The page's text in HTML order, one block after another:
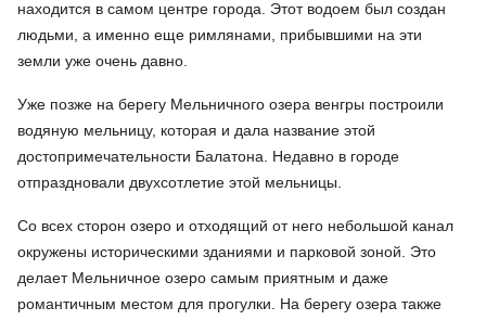
находится в самом центре города. Этот водоем был создан
людьми, а именно еще римлянами, прибывшими на эти
земли уже очень давно.
Уже позже на берегу Мельничного озера венгры построили
водяную мельницу, которая и дала название этой
достопримечательности Балатона. Недавно в городе
отпраздновали двухсотлетие этой мельницы.
Со всех сторон озеро и отходящий от него небольшой канал
окружены историческими зданиями и парковой зоной. Это
делает Мельничное озеро самым приятным и даже
романтичным местом для прогулки. На берегу озера также